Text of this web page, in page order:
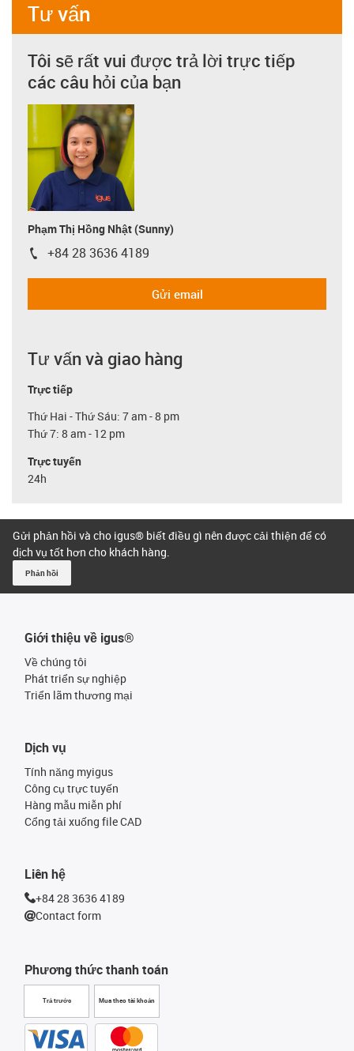
Tư vấn
Tôi sẽ rất vui được trả lời trực tiếp
các câu hỏi của bạn
Phạm Thị Hồng Nhật (Sunny)
igus-icon-phone
+84 28 3636 4189
Gửi email
Tư vấn và giao hàng
Trực tiếp
Thứ Hai - Thứ Sáu: 7 am - 8 pm
Thứ 7: 8 am - 12 pm
Trực tuyến
24h
Gửi phản hồi và cho igus® biết điều gì nên được cải thiện để có
dịch vụ tốt hơn cho khách hàng.
Phản hồi
Giới thiệu về igus®
Về chúng tôi
Phát triển sự nghiệp
Triển lãm thương mại
Phương thức thanh toán
Trả trước Mua theo tài khoản
Dịch vụ
Tính năng myigus
Công cụ trực tuyến
Hàng mẫu miễn phí
Cổng tải xuống file CAD
Liên hệ
+84 28 3636 4189
Contact form